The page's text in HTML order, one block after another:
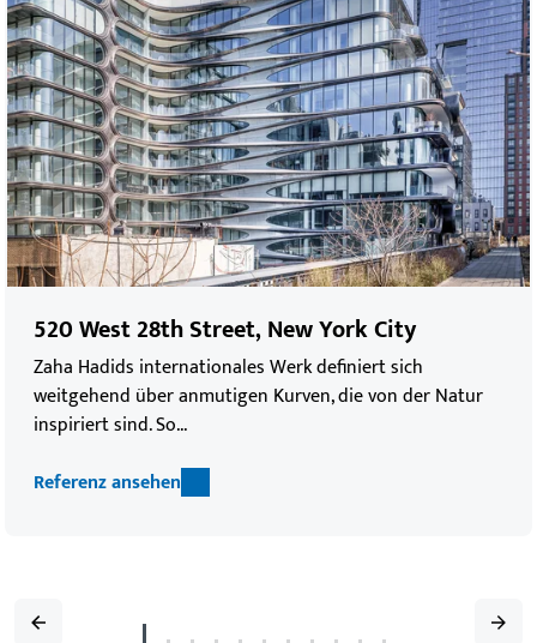
520 West 28th Street, New York City
Zaha Hadids internationales Werk definiert sich
weitgehend über anmutigen Kurven, die von der Natur
inspiriert sind. So...
Referenz ansehen